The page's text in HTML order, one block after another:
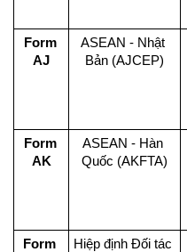
Form
AJ
ASEAN - Nhật
Bản (AJCEP)
Form
AK
ASEAN - Hàn
Quốc (AKFTA)
Form
Hiệp định Đối tác